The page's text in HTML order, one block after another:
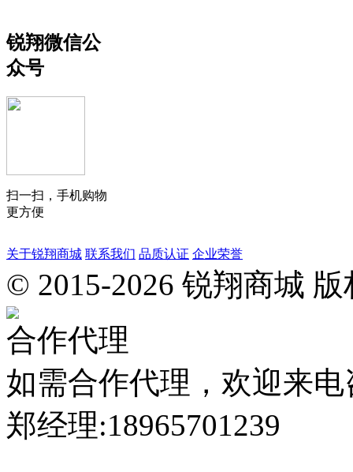
锐翔微信公
众号
扫一扫，手机购物
更方便
关于锐翔商城 联系我们 品质认证 企业荣誉
安
县
城
南
工
业
区
宾
东
© 2015-2026 锐翔商城
合作代理
如需合作代理，欢迎来
郑经理:18965701239